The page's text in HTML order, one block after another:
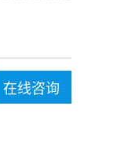
在线咨询